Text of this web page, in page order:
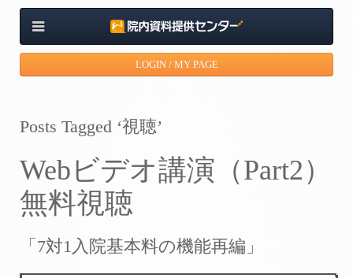
LOGIN / MY PAGE
Posts Tagged ‘視聴’
Webビデオ講演（Part2）
無料視聴
「7対1入院基本料の機能再編」